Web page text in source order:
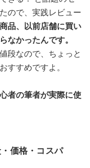
ので、実践レビュー
品、以前店舗に買い
なかったんです。
段なので、ちょっと
すすめですよ。
者の筆者が実際に使
価格・コスパ